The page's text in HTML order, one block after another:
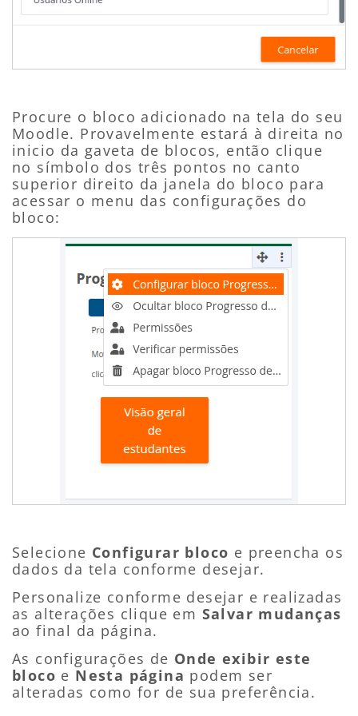
Procure o bloco adicionado na tela do seu
Moodle. Provavelmente estará à direita no
inicio da gaveta de blocos, então clique
no símbolo dos três pontos no canto
superior direito da janela do bloco para
acessar o menu das configurações do
bloco:
Selecione Configurar bloco e preencha os
dados da tela conforme desejar.
Personalize conforme desejar e realizadas
as alterações clique em Salvar mudanças
ao final da página.
As configurações de Onde exibir este
bloco e Nesta página podem ser
alteradas como for de sua preferência.